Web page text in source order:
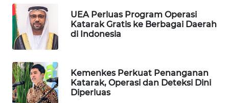
UEA Perluas Program Operasi
Katarak Gratis ke Berbagai Daerah
di Indonesia
Kemenkes Perkuat Penanganan
Katarak, Operasi dan Deteksi Dini
Diperluas
WAHANANEWS
NET
WAHANA
SPORT
WAHANA